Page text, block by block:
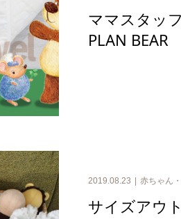
ママスタッ
PLAN BEAR
2019.08.23 赤ちゃん
サイズアウ